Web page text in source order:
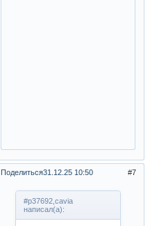
Поделиться 7
31.12.25 10:50
#p37692,cavia
написал(а):